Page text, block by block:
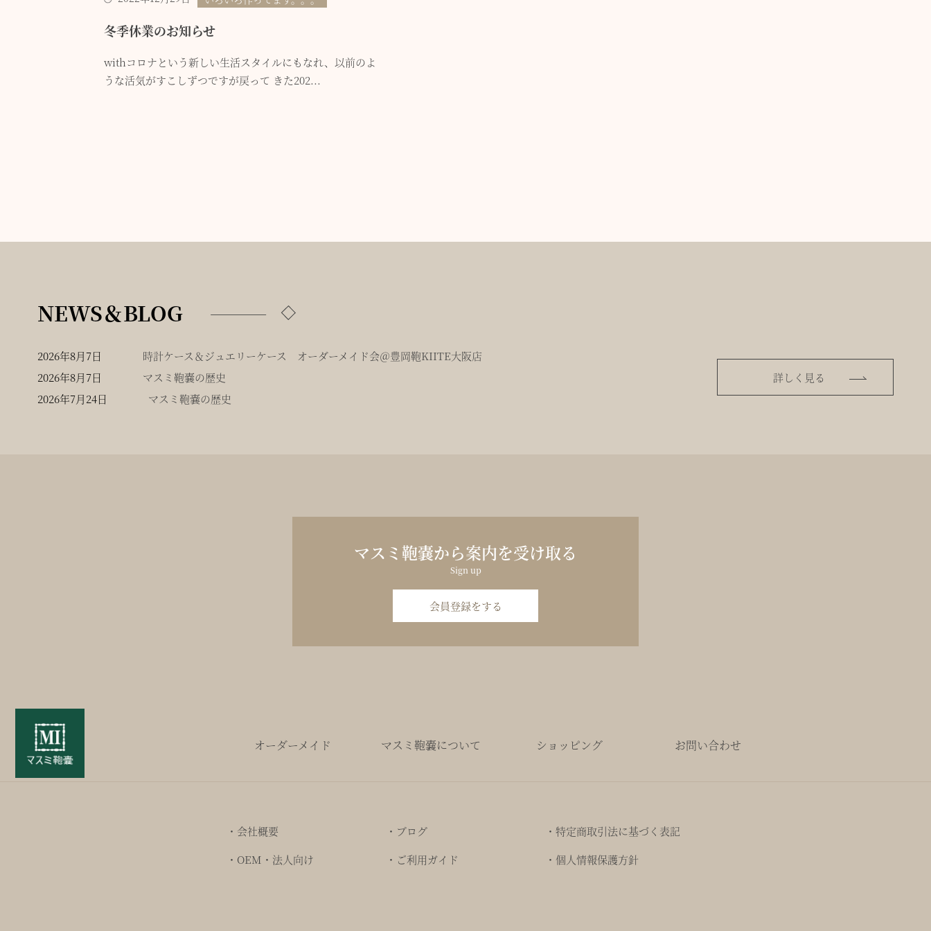
冬季休業のお知らせ
withコロナという新しい生活スタイルにもなれ、以前のよ
うな活気がすこしずつですが戻って きた202...
NEWS＆BLOG
2026年8月7日
時計ケース＆ジュエリーケース オーダーメイド会＠豊岡鞄KIITE大阪店
2026年8月7日
マスミ鞄嚢の歴史
2026年7月24日
マスミ鞄嚢の歴史
詳しく見る
マスミ鞄嚢から案内を受け取る
Sign up
会員登録をする
オーダーメイド マスミ鞄嚢について ショッピング お問い合わせ
・会社概要 ・ブログ
・特定商取引法に基づく表記
・OEM・法人向け
・ご利用ガイド ・個人情報保護方針